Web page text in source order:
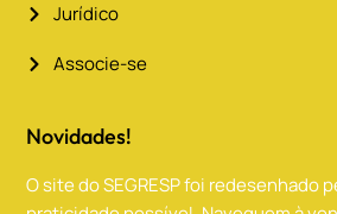
Jurídico
Associe-se
Novidades!
O site do SEGRESP foi redesenhado